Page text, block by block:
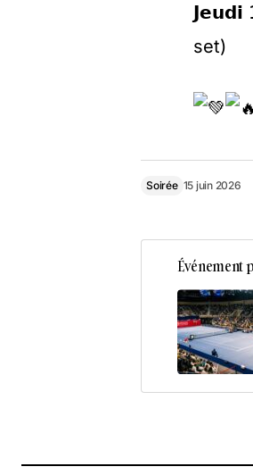
set)
Soirée 15 juin 2026
Événement